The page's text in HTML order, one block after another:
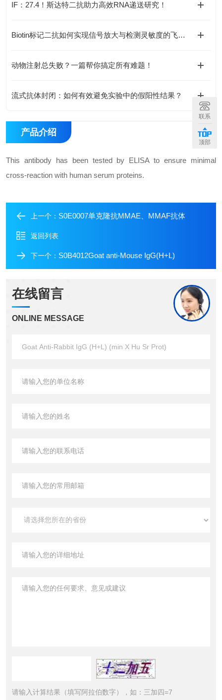
IF：27.4！斯达特二抗助力高效RNA递送研究！
Biotin标记二抗如何实现信号放大与检测灵敏度的飞跃？
动物注射总失败？一篇帮你搞定所有难题！
流式抗体封闭：如何有效避免实验中的假阳性结果？
产品介绍
This antibody has been tested by ELISA to ensure minimal
cross-reaction with human serum proteins.
上一个： S0E0007单克隆抗MMAE、MMAF抗体
返回列表
下一个： S0B4012Goat anti-Mouse IgG(H+L)
在线留言
ONLINE MESSAGE
请输入计算结果（填写阿拉伯数字），如：三加四=7
联系
顶部